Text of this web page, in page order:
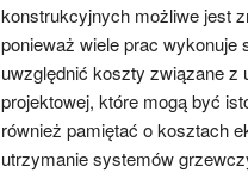
konstrukcyjnych możliwe jest
ponieważ wiele prac wykonuje
uwzględnić koszty związane z
projektowej, które mogą być
również pamiętać o kosztach
utrzymanie systemów